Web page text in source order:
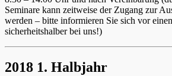
Seminare kann zeitweise der Zugang zur
werden – bitte informieren Sie sich vor
sicherheitshalber bei uns!)
2018 1. Halbjahr